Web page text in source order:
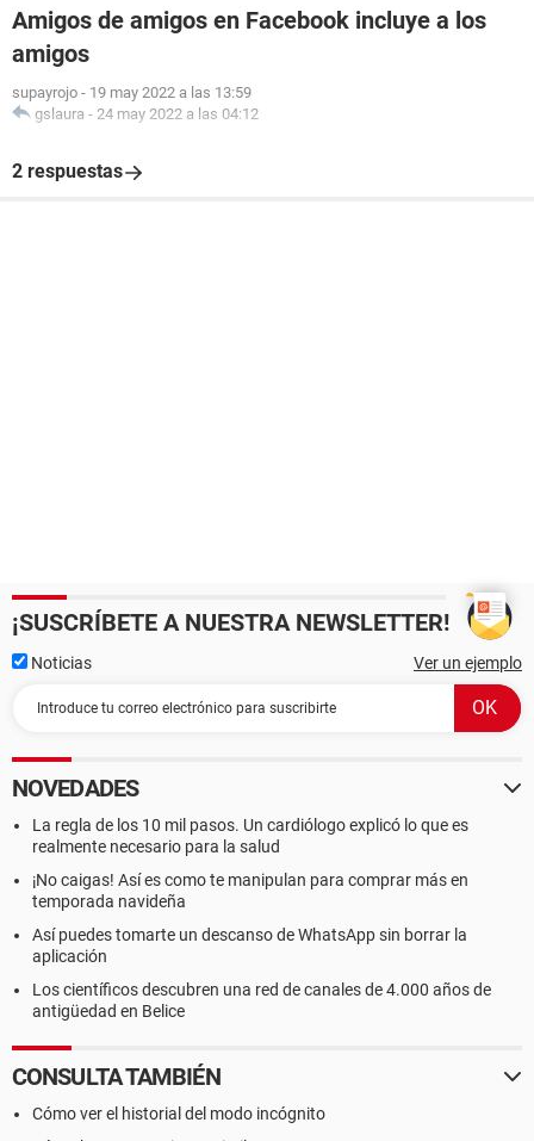
Amigos de amigos en Facebook incluye a los
amigos
supayrojo - 19 may 2022 a las 13:59
gslaura - 24 may 2022 a las 04:12
2 respuestas
¡SUSCRÍBETE A NUESTRA NEWSLETTER!
Noticias Ver un ejemplo
NOVEDADES
La regla de los 10 mil pasos. Un cardiólogo explicó lo que es
realmente necesario para la salud
¡No caigas! Así es como te manipulan para comprar más en
temporada navideña
Así puedes tomarte un descanso de WhatsApp sin borrar la
aplicación
Los científicos descubren una red de canales de 4.000 años de
antigüedad en Belice
CONSULTA TAMBIÉN
Cómo ver el historial del modo incógnito